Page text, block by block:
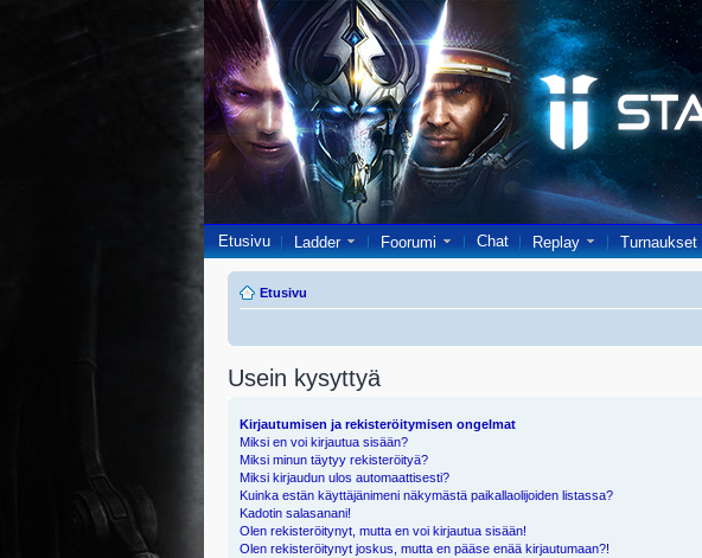
Etusivu Ladder Foorumi Chat Replay Turnaukset
Etusivu
Usein kysyttyä
Kirjautumisen ja rekisteröitymisen ongelmat
Miksi en voi kirjautua sisään?
Miksi minun täytyy rekisteröityä?
Miksi kirjaudun ulos automaattisesti?
Kuinka estän käyttäjänimeni näkymästä paikallaolijoiden listassa?
Kadotin salasanani!
Olen rekisteröitynyt, mutta en voi kirjautua sisään!
Olen rekisteröitynyt joskus, mutta en pääse enää kirjautumaan?!